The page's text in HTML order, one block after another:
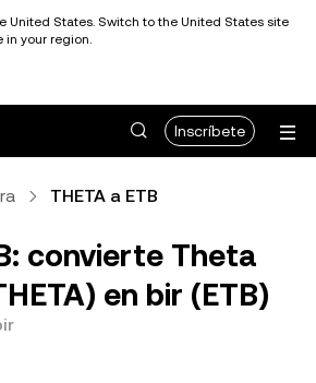
United States. Switch to the United States site
in your region.
Inscríbete
THETA a ETB
convierte Theta
en bir (ETB)